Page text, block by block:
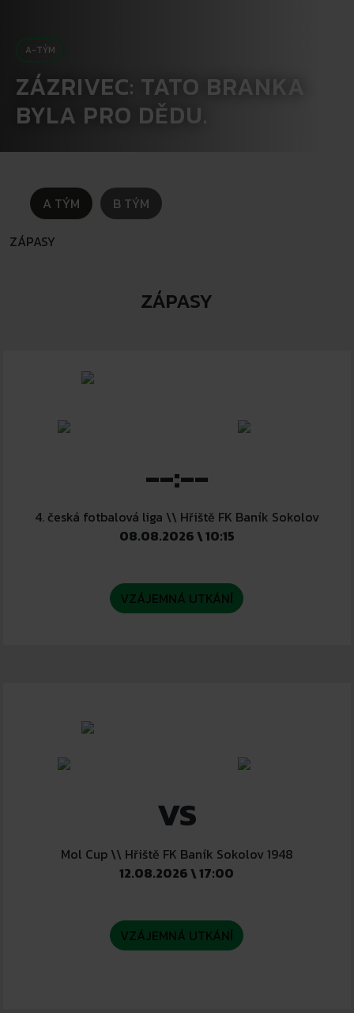
A-TÝM
ZÁZRIVEC: TATO BRANKA
BYLA PRO DĚDU.
A TÝM
B TÝM
ZÁPASY
ZÁPASY
--:--
4. česká fotbalová liga \\ Hřiště FK Baník Sokolov
08.08.2026 \ 10:15
VZÁJEMNÁ UTKÁNÍ
VS
Mol Cup \\ Hřiště FK Baník Sokolov 1948
12.08.2026 \ 17:00
VZÁJEMNÁ UTKÁNÍ